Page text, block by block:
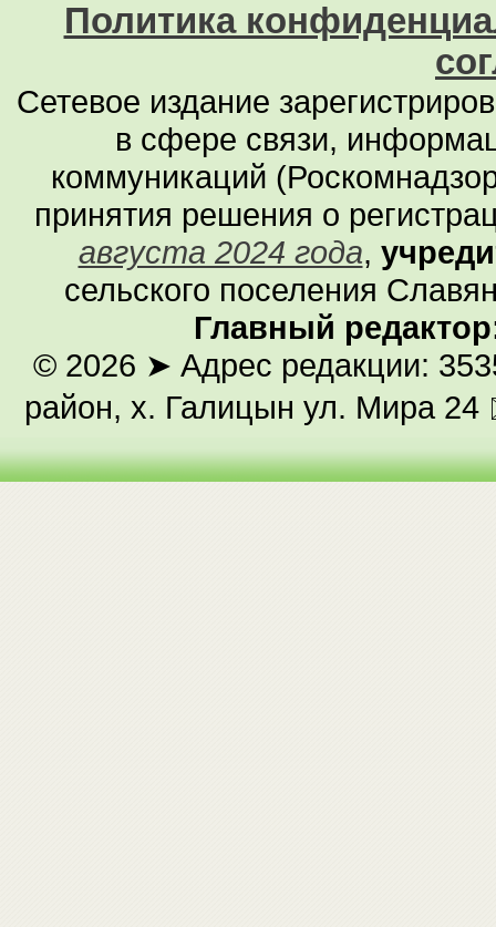
Политика
Сетевое издание
в сфере связи,
коммуникаций
принятия решения о
августа 2024 года,
сельского поселения
Главный
© 2026 ➤ Адрес редакции:
район, х. Галицын ул. Мира